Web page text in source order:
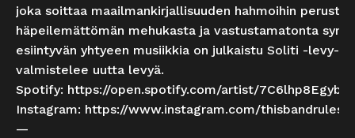
joka soittaa maailmankirjallisuuden hahmoihin
häpeilemättömän mehukasta ja vastustamatonta
esiintyvän yhtyeen musiikkia on julkaistu Soliti -levy-
valmistelee uutta levyä.
Spotify: https://open.spotify.com/artist/
Instagram: https://www.instagram.com/thisbandrules/
—